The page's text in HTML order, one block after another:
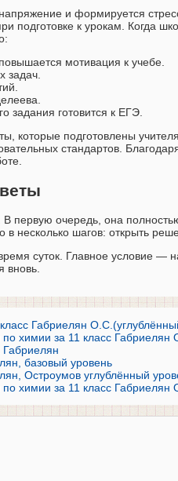
и формируется
подготовке к урокам. Когда
мотивация к учебе.
задач.
готовится к ЕГЭ.
которые подготовлены
стандартов.
первую очередь, она
несколько шагов: открыть
суток. Главное условие —
вновь.
Габриелян
химии за 11 класс Габриелян
Габриелян
базовый уровень
Остроумов углублённый
химии за 11 класс Габриелян